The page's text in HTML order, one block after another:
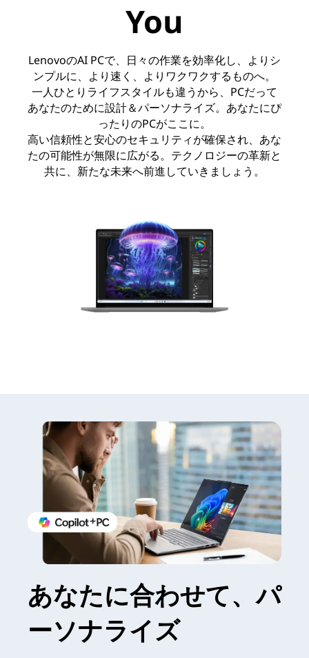
You
LenovoのAI PCで、日々の作業を効率化し、よりシ
ンプルに、より速く、よりワクワクするものへ。
一人ひとりライフスタイルも違うから、PCだって
あなたのために設計＆パーソナライズ。あなたにぴ
ったりのPCがここに。
高い信頼性と安心のセキュリティが確保され、あな
たの可能性が無限に広がる。テクノロジーの革新と
共に、新たな未来へ前進していきましょう。
あなたに合わせて、パ
ーソナライズ